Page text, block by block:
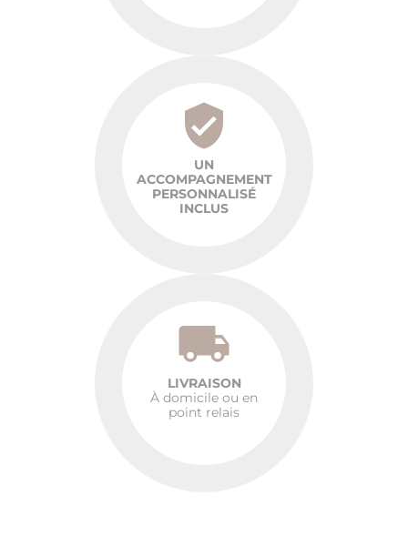
UN
ACCOMPAGNEMENT
PERSONNALISÉ
INCLUS
LIVRAISON
À domicile ou en
point relais